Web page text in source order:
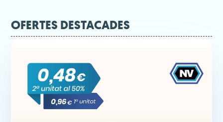
OFERTES DESTACADES